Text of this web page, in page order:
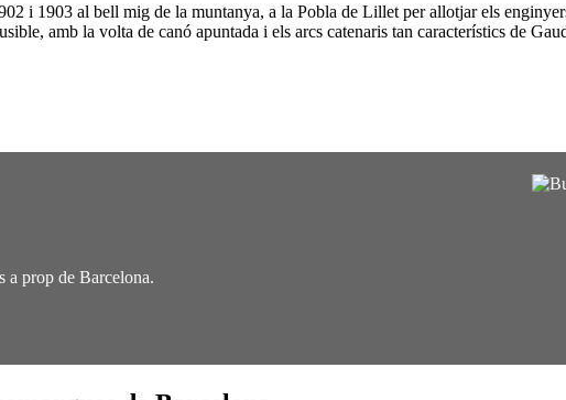
i 1903 al bell mig de la muntanya, a la Pobla de Lillet per allotjar els
amb la volta de canó apuntada i els arcs catenaris tan característics de
a prop de Barcelona.